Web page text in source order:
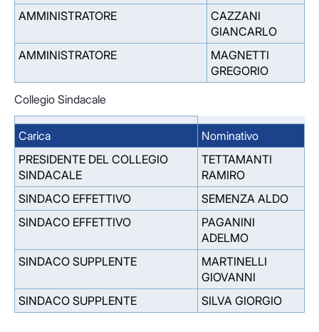
AMMINISTRATORE
CAZZANI
GIANCARLO
AMMINISTRATORE
MAGNETTI
GREGORIO
Collegio Sindacale
Carica
Nominativo
PRESIDENTE DEL COLLEGIO
SINDACALE
TETTAMANTI
RAMIRO
SINDACO EFFETTIVO
SEMENZA ALDO
SINDACO EFFETTIVO
PAGANINI
ADELMO
SINDACO SUPPLENTE
MARTINELLI
GIOVANNI
SINDACO SUPPLENTE
SILVA GIORGIO